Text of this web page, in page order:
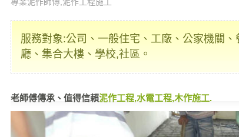
服務對象:公司、一般住宅、工廠、公家機關、
廳、集合大樓、學校,社區。
老師傅傳承、值得信賴泥作工程,水電工程,木作施工.